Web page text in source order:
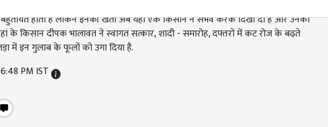
होती है लेकिन इनकी खेती अब यहां एक किसान ने संभव करके दिखा दी है और उनका
के किसान दीपक भालावत ने स्वागत सत्कार, शादी - समारोह, दफ्तरों में कट रोज के बढ़ते
में इन गुलाब के फूलों को उगा दिया है.
PM IST